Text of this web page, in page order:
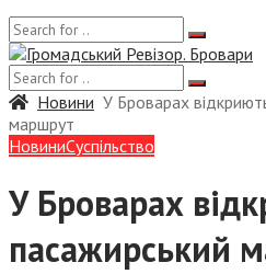
Новини У Броварах
маршрут
НовиниСуспiльство
У Броварах
пасажирський